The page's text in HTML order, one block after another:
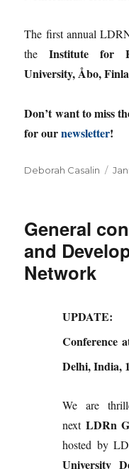
The first annual
theInstitute for
University, Åbo,
Don’t want to miss
for ournewsletter!
Author
Deborah Casalin
General
and
Network
Conference
Delhi, India,
We are
nextLDRn
hosted by
University